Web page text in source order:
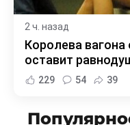
2 ч. назад
Королева
оставит
229 54 39